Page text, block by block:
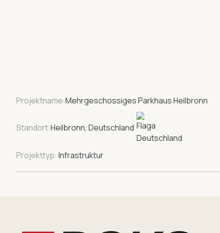
Projektname:Mehrgeschossiges Parkhaus Heilbronn
Standort:Heilbronn, Deutschland
Projekttyp: Infrastruktur